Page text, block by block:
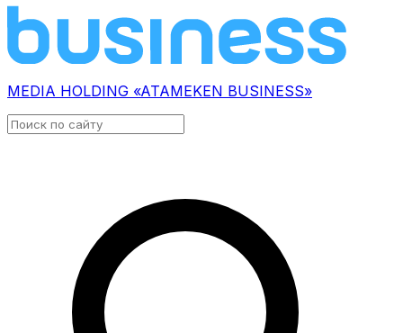
MEDIA HOLDING «ATAMEKEN BUSINESS»